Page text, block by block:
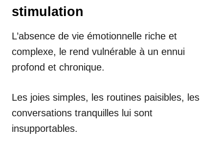
stimulation
L’absence de vie émotionnelle riche et
complexe, le rend vulnérable à un ennui
profond et chronique.
Les joies simples, les routines paisibles, les
conversations tranquilles lui sont
insupportables.